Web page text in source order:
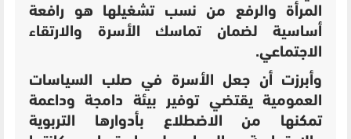
المرأة والرفع من نسب تشغيلها هو رافعة
أساسية لضمان تماسك الأسرة والارتقاء
الاجتماعي.
وأبرزت أن جعل الأسرة في صلب السياسات
العمومية يقتضي توفير بيئة دامجة وداعمة
تمكنها من الاضطلاع بأدوارها التربوية